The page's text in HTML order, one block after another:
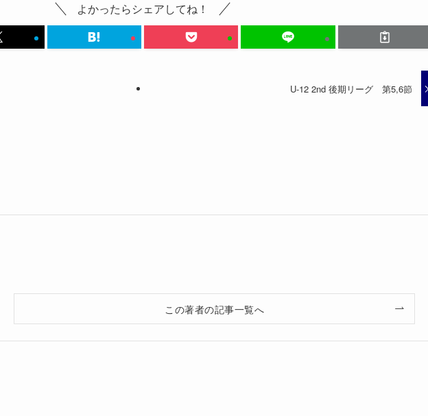
よかったらシェアしてね！
U-12 2nd 後期リーグ 第5,6節
この著者の記事一覧へ